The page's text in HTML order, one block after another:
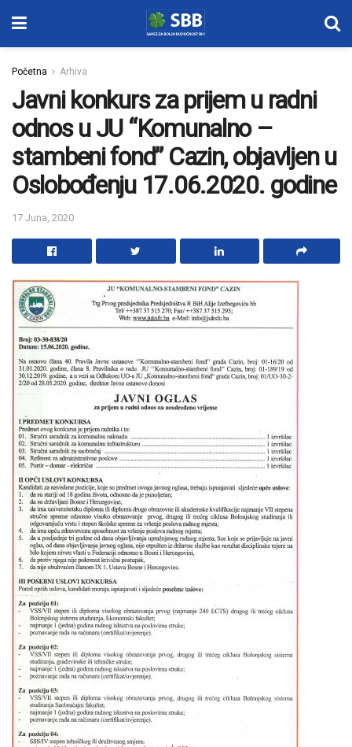
Početna Arhiva
Javni konkurs za prijem u radni
odnos u JU “Komunalno –
stambeni fond” Cazin, objavljen u
Oslobođenju 17.06.2020. godine
17 Juna, 2020